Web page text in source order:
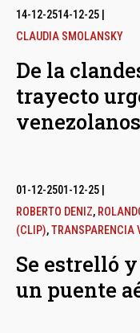
14-12-2514-12-25
CLAUDIA SMOLANSKY
De la
trayecto
01-12-2501-12-25
ROBERTO DENIZ,
(CLIP),TRANSPARENCIA
Se estrelló
un puente